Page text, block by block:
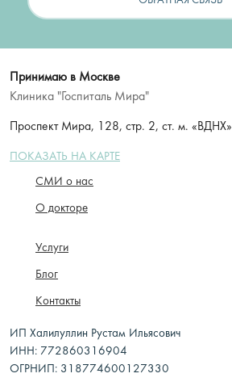
ИП Халилуллин Рустам Ильясович
ИНН: 772860316904
ОГРНИП: 318774600127330
Принимаю в Москве
Клиника "Госпиталь Мира"
Проспект Мира, 128, стр. 2, ст. м. «ВДНХ»
ПОКАЗАТЬ НА КАРТЕ
СМИ о нас
О докторе
Услуги
Блог
Контакты